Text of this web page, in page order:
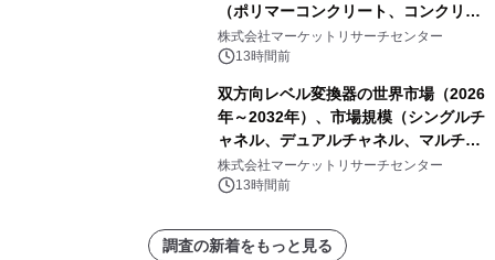
（ポリマーコンクリート、コンクリー
ト、プラスチック、金属）・分析レポ
ートを発表
株式会社マーケットリサーチセンター
13時間前
双方向レベル変換器の世界市場（2026
年～2032年）、市場規模（シングルチ
ャネル、デュアルチャネル、マルチチ
ャネル）・分析レポートを発表
株式会社マーケットリサーチセンター
13時間前
調査の新着をもっと見る